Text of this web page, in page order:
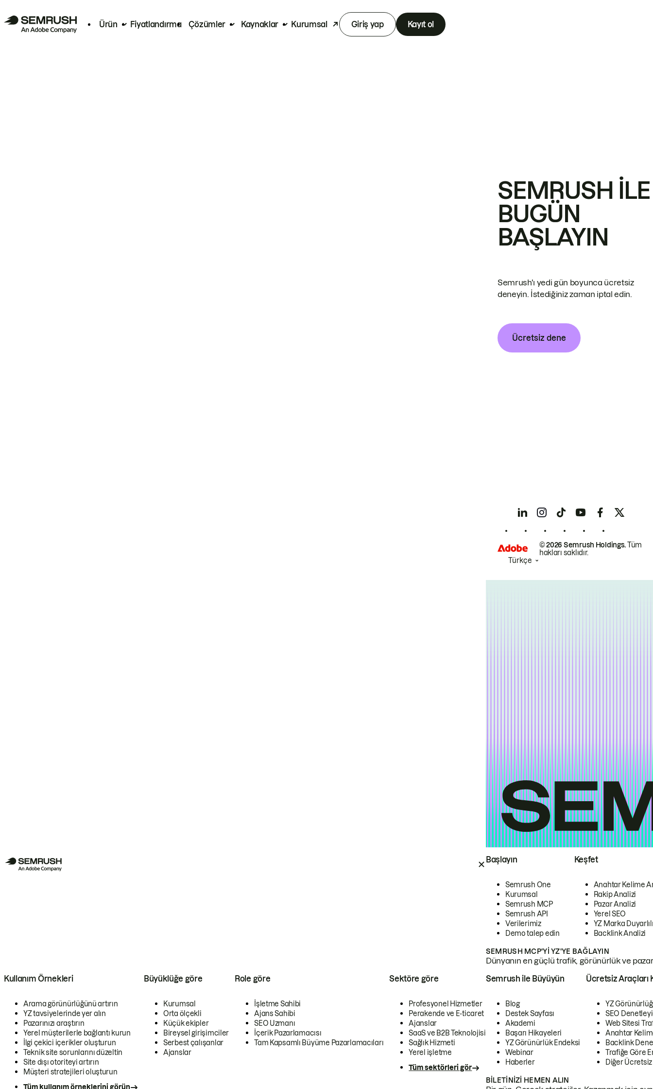
Ürün Fiyatlandırma Çözümler Kaynaklar Kurumsal Giriş yap Kayıt ol
Başlayın
Semrush One
Kurumsal
Semrush MCP
Semrush API
Verilerimiz
Demo talep edin
Keşfet
Anahtar Kelime
Rakip Analizi
Pazar Analizi
Yerel SEO
YZ Marka
Backlink Analizi
SEMRUSH MCP'YI YZ'YE BAĞLAYIN
Dünyanın en güçlü trafik, görünürlük ve
Kullanım Örnekleri
Arama görünürlüğünü artırın
YZ tavsiyelerinde yer alın
Pazarınızı araştırın
Yerel müşterilerle bağlantı kurun
İlgi çekici içerikler oluşturun
Teknik site sorunlarını düzeltin
Site dışı otoriteyi artırın
Müşteri stratejileri oluşturun
Tüm kullanım örneklerini görün
Büyüklüğe göre
Kurumsal
Orta ölçekli
Küçük ekipler
Bireysel girişimciler
Serbest çalışanlar
Ajanslar
Role göre
İşletme Sahibi
Ajans Sahibi
SEO Uzmanı
İçerik Pazarlamacısı
Tam Kapsamlı Büyüme Pazarlamacıları
Sektöre göre
Profesyonel Hizmetler
Perakende ve E-ticaret
Ajanslar
SaaS ve B2B Teknolojisi
Sağlık Hizmeti
Yerel işletme
Tüm sektörleri gör
Semrush ile Büyüyün
Blog
Destek Sayfası
Akademi
Başarı Hikayeleri
YZ Görünürlük Endeksi
Webinar
Haberler
Ücretsiz Araçları
YZ
SEO
Web Sitesi
Anahtar
Backlink
Trafiğe Göre
Diğer
BILETINIZI HEMEN ALIN
SEMRUSH ILE
BUGÜN
BAŞLAYIN
Semrush'ı yedi gün boyunca ücretsiz
deneyin. İstediğiniz zaman iptal edin.
Ücretsiz dene
© 2026 Semrush Holdings.Tüm
hakları saklıdır.
Türkçe